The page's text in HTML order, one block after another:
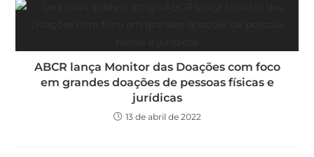
ABCR lança Monitor das Doações com foco
em grandes doações de pessoas físicas e
jurídicas
13 de abril de 2022